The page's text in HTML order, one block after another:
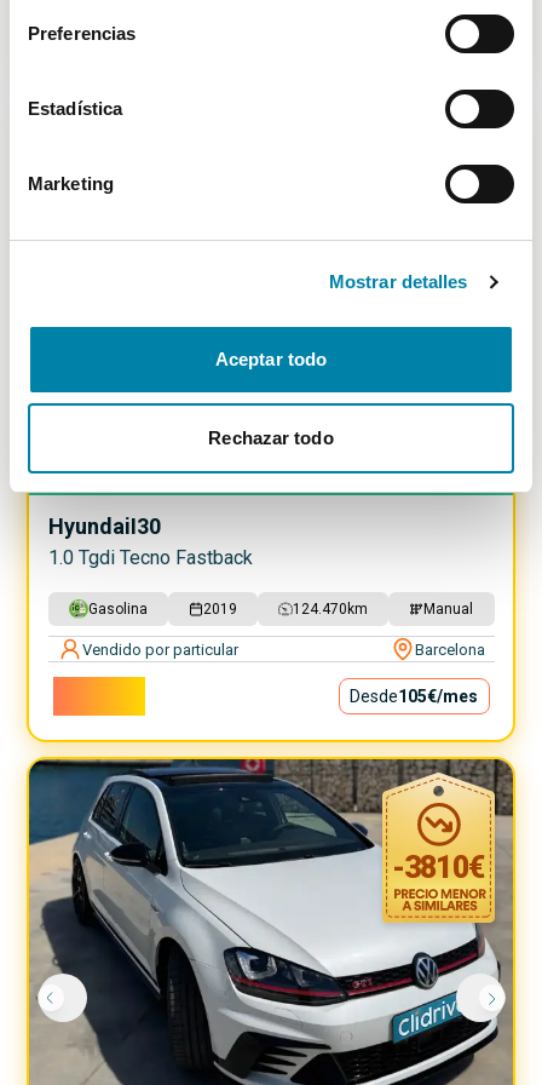
Preferencias
Estadística
Marketing
Mostrar detalles
Aceptar todo
Rechazar todo
7.699€ /mes
3499€
SUPER PRECIO 26.92%
HyundaiI30
1.0 Tgdi Tecno Fastback
Gasolina 2019 124.470 km Manual
Vendido por particular Barcelona
Desde105€/mes
-3810€